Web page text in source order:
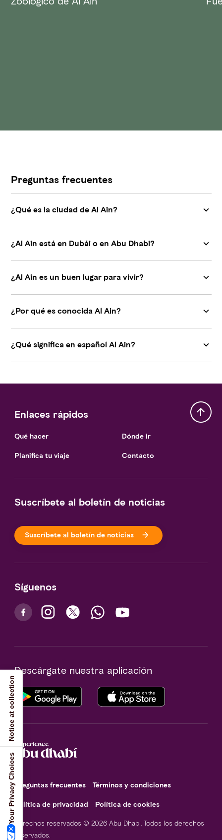
Preguntas frecuentes
¿Qué es la ciudad de Al Ain?
¿Al Ain está en Dubái o en Abu Dhabi?
¿Al Ain es un buen lugar para vivir?
¿Por qué es conocida Al Ain?
¿Qué significa en español Al Ain?
Enlaces rápidos
Qué hacer
Planifica tu viaje
Dónde ir
Contacto
Suscríbete al boletín de noticias
Suscríbete al boletín de noticias
Síguenos
Descárgate nuestra aplicación
Preguntas frecuentes Términos y condiciones
Política de privacidad Política de cookies
Derechos reservados © 2026 Abu Dhabi. Todos los derechos
reservados.
Your Privacy Choices
Notice at collection